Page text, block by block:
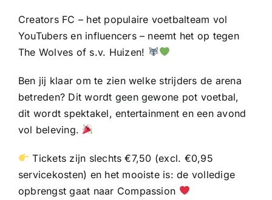
Club van 100
Activiteiten
Business Club Zuyderzee
Creators FC – het populaire voetbalteam vol
YouTubers en influencers – neemt het op tegen
The Wolves of s.v. Huizen!
Ben jij klaar om te zien welke strijders de arena
betreden? Dit wordt geen gewone pot voetbal,
dit wordt spektakel, entertainment en een avond
vol beleving.
Tickets zijn slechts €7,50 (excl. €0,95
servicekosten) en het mooiste is: de volledige
opbrengst gaat naar Compassion